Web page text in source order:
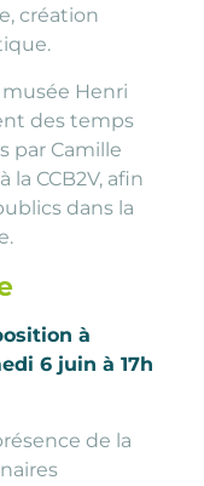
création
musée Henri
des temps
par Camille
la CCB2V, afin
dans la
à
6 juin à 17h
de la